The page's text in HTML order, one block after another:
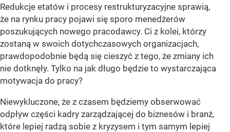
Redukcje etatów i procesy restrukturyzacyjne sprawią,
że na rynku pracy pojawi się sporo menedżerów
poszukujących nowego pracodawcy. Ci z kolei, którzy
zostaną w swoich dotychczasowych organizacjach,
prawdopodobnie będą się cieszyć z tego, że zmiany ich
nie dotknęły. Tylko na jak długo będzie to wystarczająca
motywacja do pracy?
Niewykluczone, że z czasem będziemy obserwować
odpływ części kadry zarządzającej do biznesów i branż,
które lepiej radzą sobie z kryzysem i tym samym lepiej